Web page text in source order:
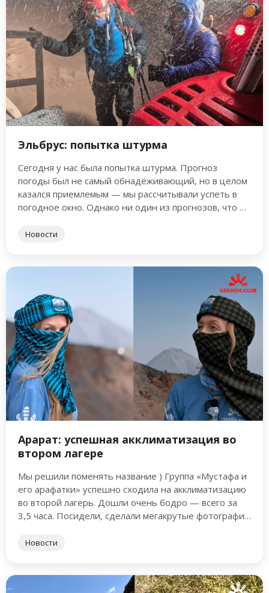
Эльбрус: попытка штурма
Сегодня у нас была попытка штурма. Прогноз
погоды был не самый обнадёживающий, но в целом
казался приемлемым — мы рассчитывали успеть в
погодное окно. Однако ни один из прогнозов, что …
Новости
Арарат: успешная акклиматизация во
втором лагере
Мы решили поменять название ) Группа «Мустафа и
его арафатки» успешно сходила на акклиматизацию
во второй лагерь. Дошли очень бодро — всего за
3,5 часа. Посидели, сделали мегакрутые фотографии
Новости